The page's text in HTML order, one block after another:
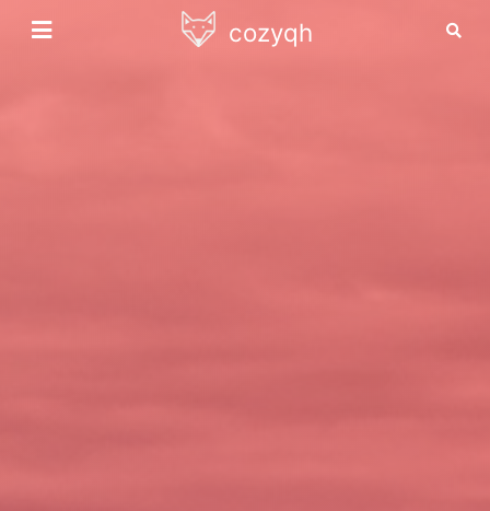
cozyqh